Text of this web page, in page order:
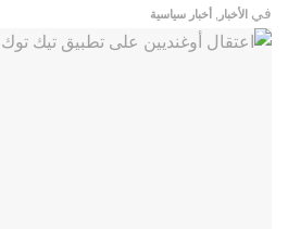
في الأخبار أخبار سياسية